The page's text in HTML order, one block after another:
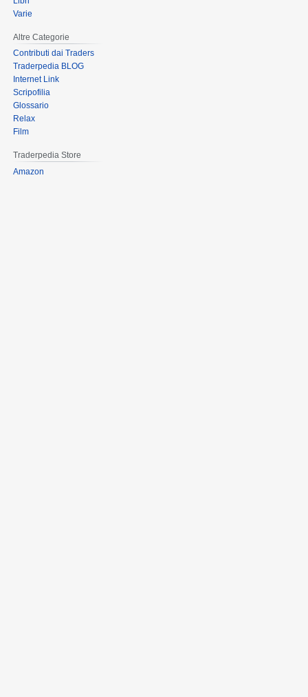
Varie
Altre Categorie
Contributi dai Traders
Traderpedia BLOG
Internet Link
Scripofilia
Glossario
Relax
Film
Traderpedia Store
Amazon